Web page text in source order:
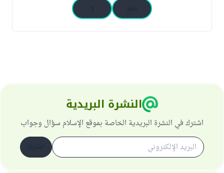
النشرة البريدية
اشترك في النشرة البريدية الخاصة بموقع الإسلام سؤال وجواب